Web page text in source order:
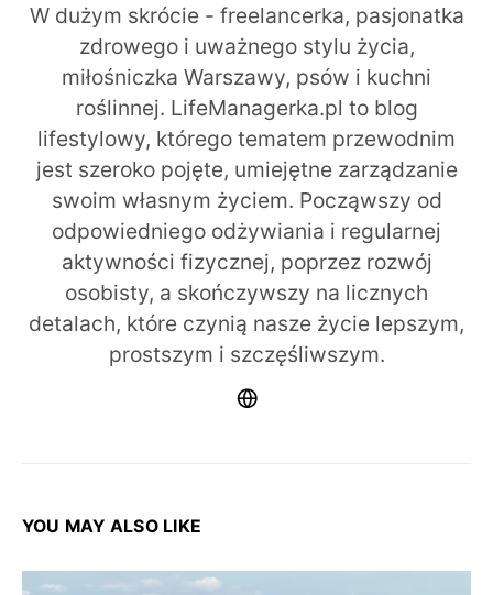
W dużym skrócie - freelancerka, pasjonatka
zdrowego i uważnego stylu życia,
miłośniczka Warszawy, psów i kuchni
roślinnej. LifeManagerka.pl to blog
lifestylowy, którego tematem przewodnim
jest szeroko pojęte, umiejętne zarządzanie
swoim własnym życiem. Począwszy od
odpowiedniego odżywiania i regularnej
aktywności fizycznej, poprzez rozwój
osobisty, a skończywszy na licznych
detalach, które czynią nasze życie lepszym,
prostszym i szczęśliwszym.
YOU MAY ALSO LIKE